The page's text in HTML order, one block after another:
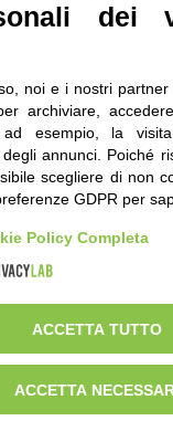
accessibilità |privacy|
- Istituto di
Piemonte
18, 10125 Torino -
dei
noi e i nostri
archiviare,
ad esempio, la
annunci. Poiché
scegliere di non
GDPR per
Policy Completa
ACCETTA TUTTO
ACCETTA